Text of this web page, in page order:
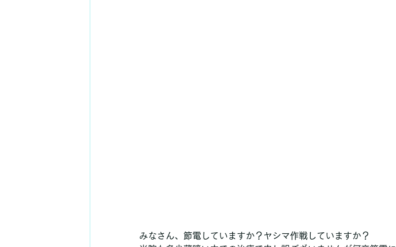
みなさん、節電していますか？ヤシマ作戦していますか？